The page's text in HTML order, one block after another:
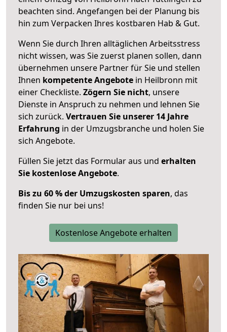
beachten sind. Angefangen bei der Planung bis
hin zum Verpacken Ihres kostbaren Hab & Gut.
Wenn Sie durch Ihren alltäglichen Arbeitsstress
nicht wissen, was Sie zuerst planen sollen, dann
übernehmen unsere Partner für Sie und stellen
Ihnen kompetente Angebote in Heilbronn mit
einer Checkliste. Zögern Sie nicht, unsere
Dienste in Anspruch zu nehmen und lehnen Sie
sich zurück. Vertrauen Sie unserer 14 Jahre
Erfahrung in der Umzugsbranche und holen Sie
sich Angebote.
Füllen Sie jetzt das Formular aus und erhalten
Sie kostenlose Angebote.
Bis zu 60 % der Umzugskosten sparen, das
finden Sie nur bei uns!
Kostenlose Angebote erhalten